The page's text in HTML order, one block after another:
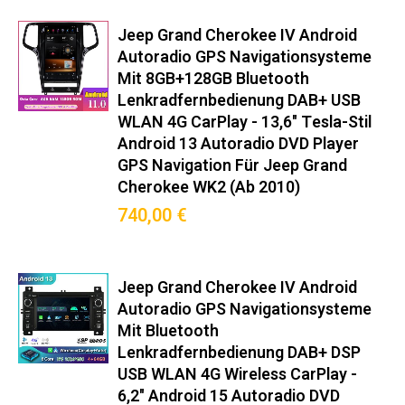
Dieses Android‑Radio bietet eine
100% passgenaue
Einbaukompatibilität für den Jeep
Grand Cherokee IV (WK2) (Baujahr
2010–2013) – hochwertige
Integration bei voller
Systemkompatibilität.
Integrierter CANBUS-Decoder für Bordcomputer-Anzeige
Mitgelieferter Montagerahmen in Wagenfarbe
Keine Modifikationen am Armaturenbrett nötig
Premium-Funktionen
Jeep Grand Cherokee IV Android
Autoradio GPS Navigationsysteme
Mit 8GB+128GB Bluetooth
Lenkradfernbedienung DAB+ USB
WLAN 4G CarPlay - 13,6" Tesla-Stil
Android 13 Autoradio DVD Player
GPS Navigation Für Jeep Grand
Cherokee WK2 (ab 2010)
740,00 €
Jeep Grand Cherokee IV Android
Autoradio GPS Navigationsysteme
Mit Bluetooth
Lenkradfernbedienung DAB+ DSP
USB WLAN 4G Wireless CarPlay -
6,2" Android 15 Autoradio DVD